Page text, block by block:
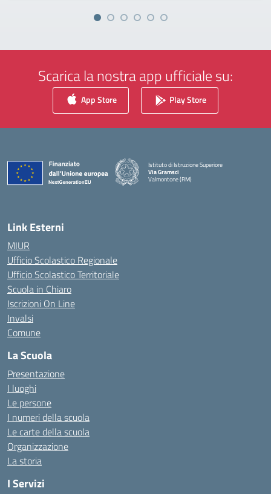
Scarica la nostra app ufficiale su:
App Store Play Store
Istituto di Istruzione Superiore
Via Gramsci
Valmontone (RM)
Link Esterni
MIUR
Ufficio Scolastico Regionale
Ufficio Scolastico Territoriale
Scuola in Chiaro
Iscrizioni On Line
Invalsi
Comune
La Scuola
Presentazione
I luoghi
Le persone
I numeri della scuola
Le carte della scuola
Organizzazione
La storia
I Servizi